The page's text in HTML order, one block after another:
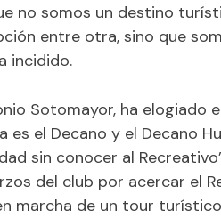
no somos un destino
entre otra, sino que
incidido.
Sotomayor, ha elogiado
es el Decano y el Decano
sin conocer al
del club por acercar el
marcha de un tour